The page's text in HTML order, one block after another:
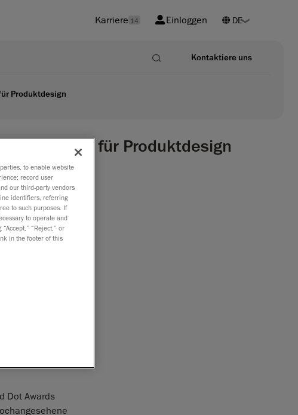
Karriere 14 Einloggen
Kontaktiere uns
Produktdesign
Dot Award für Produktdesign
und
Unternehmen
für3D Scanning
3D Scanner
Maßstab für
Product
im Bereich
Innovation
Erlebnis mit
Dot Awards
to enable website
record user
our third-party vendors
identifiers, referring
to such purposes. If
to operate and
“Reject,” or
in the footer of this